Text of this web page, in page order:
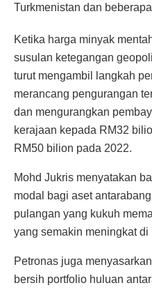
Turkmenistan dan
Ketika harga minyak
susulan ketegangan
turut mengambil langkah
merancang pengurangan
dan mengurangkan
kerajaan kepada RM32
RM50 bilion pada 2022.
Mohd Jukris menyatakan
modal bagi aset
pulangan yang kukuh
yang semakin meningkat di
Petronas juga
bersih portfolio huluan